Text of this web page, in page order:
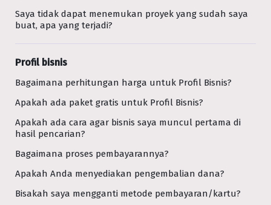
Saya tidak dapat menemukan proyek yang sudah saya
buat, apa yang terjadi?
Profil bisnis
Bagaimana perhitungan harga untuk Profil Bisnis?
Apakah ada paket gratis untuk Profil Bisnis?
Apakah ada cara agar bisnis saya muncul pertama di
hasil pencarian?
Bagaimana proses pembayarannya?
Apakah Anda menyediakan pengembalian dana?
Bisakah saya mengganti metode pembayaran/kartu?